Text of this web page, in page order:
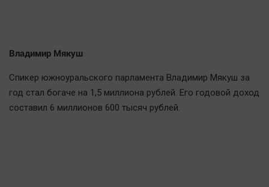
Владимир Мякуш
Спикер южноуральского парламента Владимир Мякуш за
год стал богаче на 1,5 миллиона рублей. Его годовой доход
составил 6 миллионов 600 тысяч рублей.